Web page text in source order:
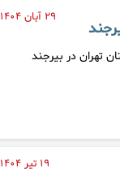
۲۹ آبان ۱۴۰۴
تهران در بیرجند
۱۹ تیر ۱۴۰۴